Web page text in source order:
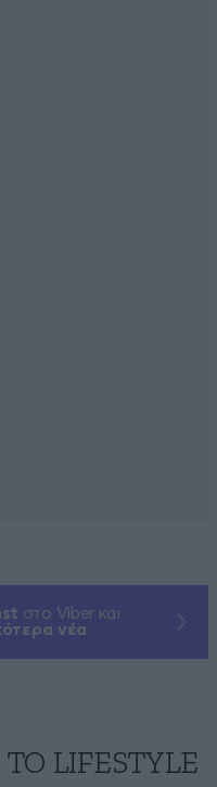
στο Viber και
νέα
LIFESTYLE